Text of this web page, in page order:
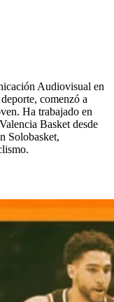
Audiovisual en
comenzó a
Ha trabajado en
Basket desde
Solobasket,